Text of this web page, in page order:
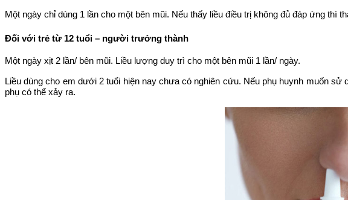
Một ngày chỉ dùng 1 lần cho một bên mũi. Nếu thấy liều điều trị không đủ đáp ứng thì
Đối với trẻ từ 12 tuổi – người trưởng thành
Một ngày xịt 2 lần/ bên mũi. Liều lượng duy trì cho một bên mũi 1 lần/ ngày.
Liều dùng cho em dưới 2 tuổi hiện nay chưa có nghiên cứu. Nếu phụ huynh muốn
phụ có thể xảy ra.